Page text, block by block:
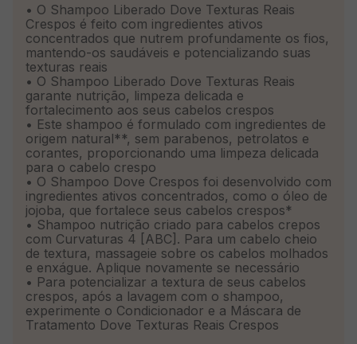
• O Shampoo Liberado Dove Texturas Reais
Crespos é feito com ingredientes ativos
concentrados que nutrem profundamente os fios,
mantendo-os saudáveis e potencializando suas
texturas reais
• O Shampoo Liberado Dove Texturas Reais
garante nutrição, limpeza delicada e
fortalecimento aos seus cabelos crespos
• Este shampoo é formulado com ingredientes de
origem natural**, sem parabenos, petrolatos e
corantes, proporcionando uma limpeza delicada
para o cabelo crespo
• O Shampoo Dove Crespos foi desenvolvido com
ingredientes ativos concentrados, como o óleo de
jojoba, que fortalece seus cabelos crespos*
• Shampoo nutrição criado para cabelos crepos
com Curvaturas 4 [ABC]. Para um cabelo cheio
de textura, massageie sobre os cabelos molhados
e enxágue. Aplique novamente se necessário
• Para potencializar a textura de seus cabelos
crespos, após a lavagem com o shampoo,
experimente o Condicionador e a Máscara de
Tratamento Dove Texturas Reais Crespos